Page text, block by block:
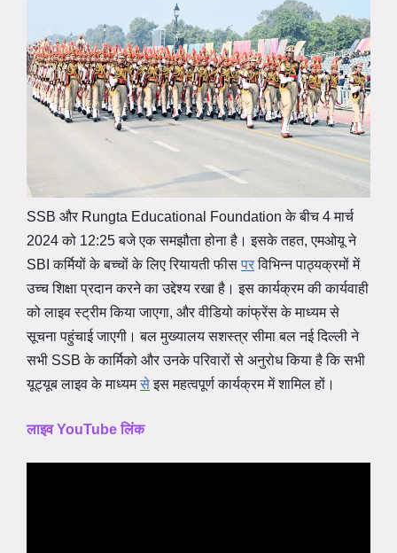
SSB और Rungta Educational Foundation के बीच 4 मार्च
2024 को 12:25 बजे एक समझौता होना है। इसके तहत, एमओयू ने
SBI कर्मियों के बच्चों के लिए रियायती फीसपरविभिन्न पाठ्यक्रमों में
उच्च शिक्षा प्रदान करने का उद्देश्य रखा है। इस कार्यक्रम की कार्यवाही
को लाइव स्ट्रीम किया जाएगा, और वीडियो कांफ्रेंस के माध्यम से
सूचना पहुंचाई जाएगी। बल मुख्यालय सशस्त्र सीमा बल नई दिल्ली ने
सभी SSB के कार्मिको और उनके परिवारों से अनुरोध किया है कि सभी
यूट्यूब लाइव के माध्यमसेइस महत्वपूर्ण कार्यक्रम में शामिल हों।
लाइव YouTube लिंक